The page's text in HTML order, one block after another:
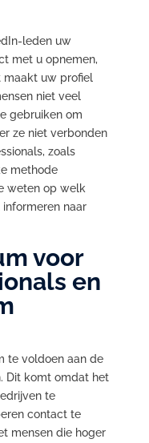
leden uw
met u opnemen,
maakt uw profiel
niet veel
gebruiken om
ze niet verbonden
zoals
methode
weten op welk
naar
voor
en
te voldoen aan de
Dit komt omdat het
te
contact te
mensen die hoger